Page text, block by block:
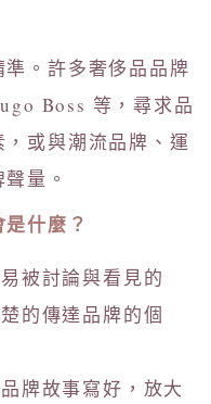
。許多奢侈品品牌
Boss 等，尋求品
或與潮流品牌、運
量。
什麼？
被討論與看見的
的傳達品牌的個
牌故事寫好，放大